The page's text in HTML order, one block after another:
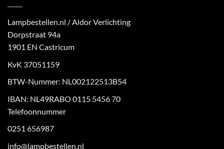
Lampbestellen.nl / Aldor Verlichting
Dorpstraat 94a
1901 EN Castricum
KvK 37051159
BTW-Nummer: NL002122513B54
IBAN: NL49RABO 0115 5456 70
Telefoonnummer
0251 656987
info@lampbestellen.nl